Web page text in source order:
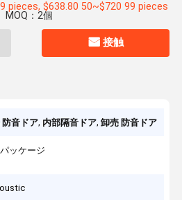
pieces, $638.80 50~$720 99 pieces
MOQ：2個
接触
防音ドア, 内部隔音ドア,卸売 防音ドア
ッケージ